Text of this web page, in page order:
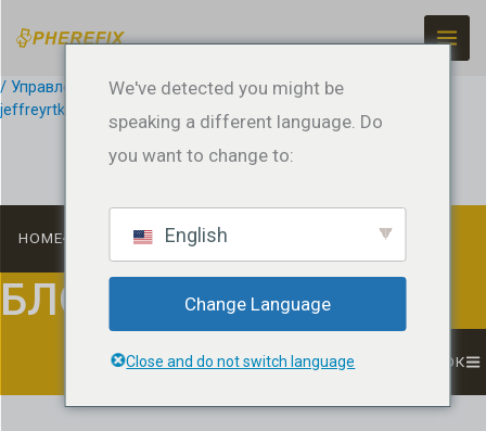
/ Управление машиной,Surveying Applications/ По ссылке
jeffreyrtk@gmail.com
HOME
БЛОГ
СПИСОК
We've detected you might be
speaking a different language. Do
you want to change to:
English
Change Language
Close and do not switch language